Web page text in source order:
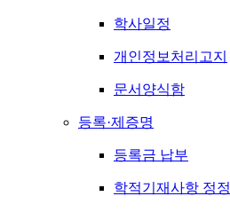
학사일정
개인정보처리고지
문서양식함
등록·제증명
등록금 납부
학적기재사항 정정